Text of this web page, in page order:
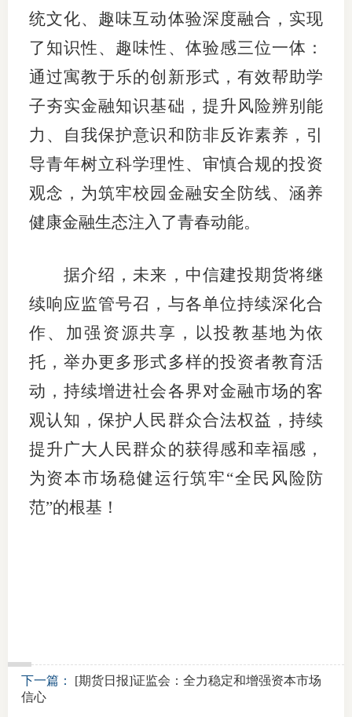
协会公
协会采
统文化、趣味互动体验深度融合，实现
了知识性、趣味性、体验感三位一体：
通过寓教于乐的创新形式，有效帮助学
子夯实金融知识基础，提升风险辨别能
力、自我保护意识和防非反诈素养，引
导青年树立科学理性、审慎合规的投资
观念，为筑牢校园金融安全防线、涵养
健康金融生态注入了青春动能。
据介绍，未来，中信建投期货将继
续响应监管号召，与各单位持续深化合
作、加强资源共享，以投教基地为依
托，举办更多形式多样的投资者教育活
动，持续增进社会各界对金融市场的客
观认知，保护人民群众合法权益，持续
提升广大人民群众的获得感和幸福感，
为资本市场稳健运行筑牢“全民风险防
范”的根基！
下一篇：
[期货日报]证监会：全力稳定和增强资本市场
信心